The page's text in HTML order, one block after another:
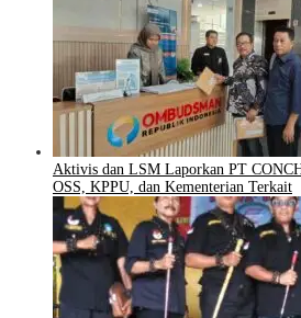
Aktivis dan LSM Laporkan PT
OSS, KPPU, dan Kementerian Terkait